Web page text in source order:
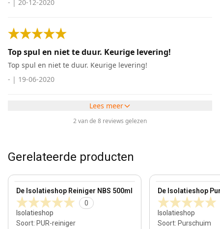
- | 20-12-2020
Top spul en niet te duur. Keurige levering!
Top spul en niet te duur. Keurige levering!
- | 19-06-2020
Lees meer
2 van de 8 reviews gelezen
Gerelateerde producten
De Isolatieshop Reiniger NBS 500ml
0
Isolatieshop
Soort: PUR-reiniger
View product De Isolatieshop
Isolatieshop
Soort: Purschuim
View product